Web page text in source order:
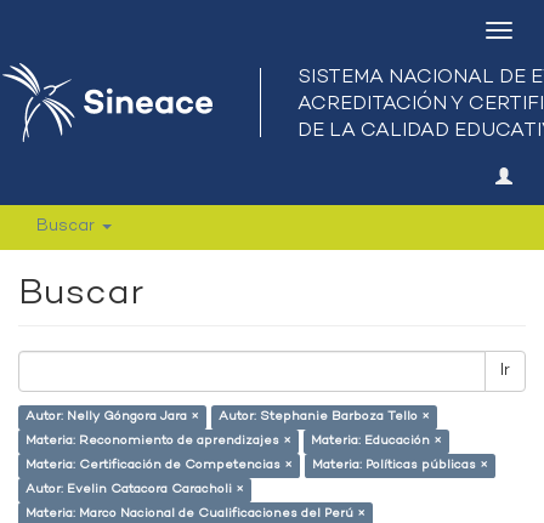
Buscar
Buscar
Ir
Autor: Nelly Góngora Jara ×
Autor: Stephanie Barboza Tello ×
Materia: Reconomiento de aprendizajes ×
Materia: Educación ×
Materia: Certificación de Competencias ×
Materia: Políticas públicas ×
Autor: Evelin Catacora Caracholi ×
Materia: Marco Nacional de Cualificaciones del Perú ×